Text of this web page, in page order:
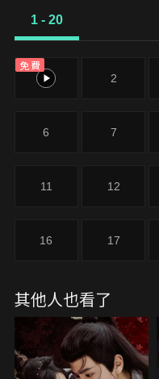
當一個又一個的離奇陰
1 - 20
免費
1 2
6 7
11 12
16 17
其他人也看了